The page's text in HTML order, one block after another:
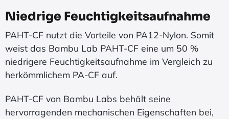
Niedrige Feuchtigkeitsaufnahme
PAHT-CF nutzt die Vorteile von PA12-Nylon. Somit
weist das Bambu Lab PAHT-CF eine um 50 %
niedrigere Feuchtigkeitsaufnahme im Vergleich zu
herkömmlichem PA-CF auf.
PAHT-CF von Bambu Labs behält seine
hervorragenden mechanischen Eigenschaften bei,